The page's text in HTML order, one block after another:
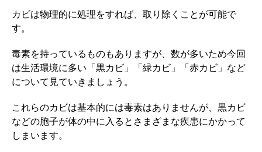
カビは物理的に処理をすれば、取り除くことが可能で
す。
毒素を持っているものもありますが、数が多いため今回
は生活環境に多い「黒カビ」「緑カビ」「赤カビ」など
について見ていきましょう。
これらのカビは基本的には毒素はありませんが、黒カビ
などの胞子が体の中に入るとさまざまな疾患にかかって
しまいます。